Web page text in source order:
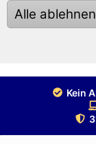
Kein
Alle ablehnen